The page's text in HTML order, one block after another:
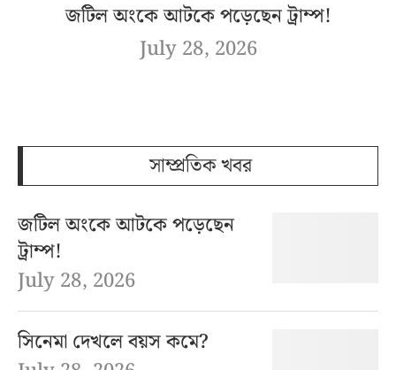
জটিল অংকে আটকে পড়েছেন ট্রাম্প!
July 28, 2026
সাম্প্রতিক খবর
জটিল অংকে আটকে পড়েছেন
ট্রাম্প!
July 28, 2026
সিনেমা দেখলে বয়স কমে?